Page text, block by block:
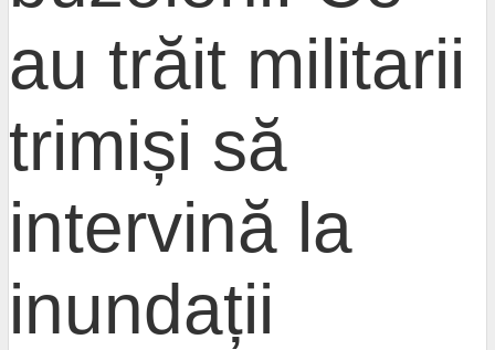
au trăit militarii
trimiși să
intervină la
inundații